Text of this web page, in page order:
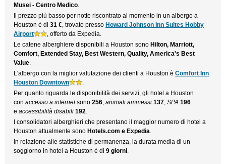
Musei - Centro Medico.
Il prezzo più basso per notte riscontrato al momento in un albergo a
Houston è di31 €, trovato presso Howard Johnson Inn Suites Hobby
Airport
, offerto da Expedia.
Le catene alberghiere disponibili a Houston sono Hilton, Marriott,
Comfort, Extended Stay, Best Western, Quality, America's Best
Value.
L'albergo con la miglior valutazione dei clienti a Houston èComfort Inn
Houston Downtown
.
Per quanto riguarda le disponibilità dei servizi, gli hotel a Houston
conaccesso a internetsono256,animali ammessi 137,SPA 196
eaccessibilità disabili 192.
I consolidatori alberghieri che presentano il maggior numero di hotel a
Houston attualmente sono Hotels.com e Expedia.
In relazione alle statistiche di permanenza, la durata media di un
soggiorno in hotel a Houston è di9 giorni.